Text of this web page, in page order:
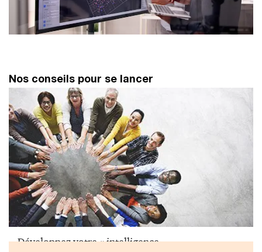
Nos conseils pour se lancer
Développez votre « intelligence